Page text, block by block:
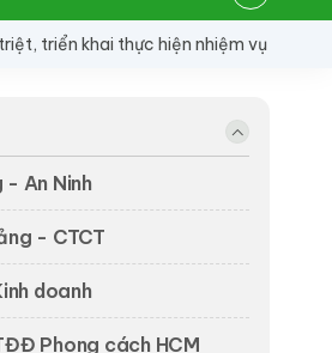
khai thực hiện nhiệm vụ 6 tháng
- An Ninh
- CTCT
doanh
Phong cách HCM